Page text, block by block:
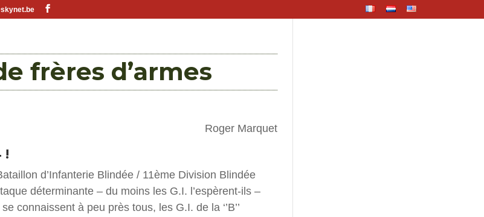
frères d’armes
Roger Marquet
!
d’Infanterie Blindée / 11ème Division Blindée
déterminante – du moins les G.I. l’espèrent-ils –
connaissent à peu près tous, les G.I. de la ‘’B’’